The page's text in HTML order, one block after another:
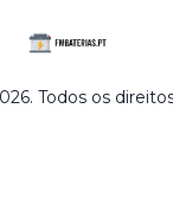
Todos os